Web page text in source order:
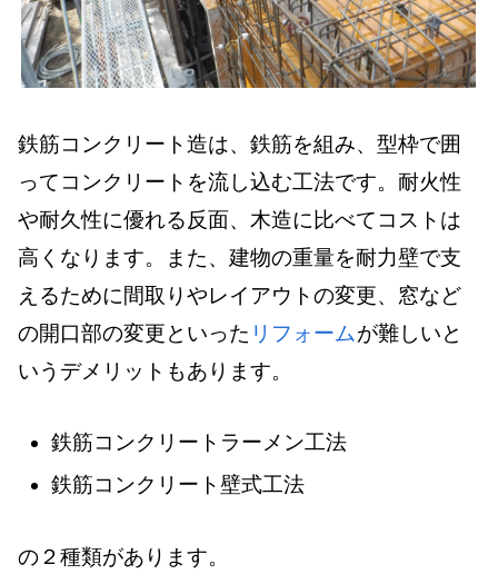
鉄筋コンクリート造は、鉄筋を組み、型枠で囲
ってコンクリートを流し込む工法です。耐火性
や耐久性に優れる反面、木造に比べてコストは
高くなります。また、建物の重量を耐力壁で支
えるために間取りやレイアウトの変更、窓など
の開口部の変更といった リフォームが難しいと
いうデメリットもあります。
鉄筋コンクリートラーメン工法
鉄筋コンクリート壁式工法
の２種類があります。